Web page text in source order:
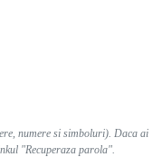
numere si simboluri). Daca ai
"Recuperaza parola".